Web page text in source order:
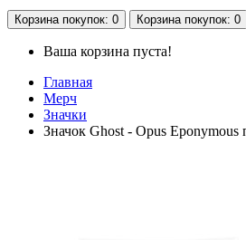
Корзина покупок: 0 Корзина покупок: 0
Ваша корзина пуста!
Главная
Мерч
Значки
Значок Ghost - Opus Eponymous